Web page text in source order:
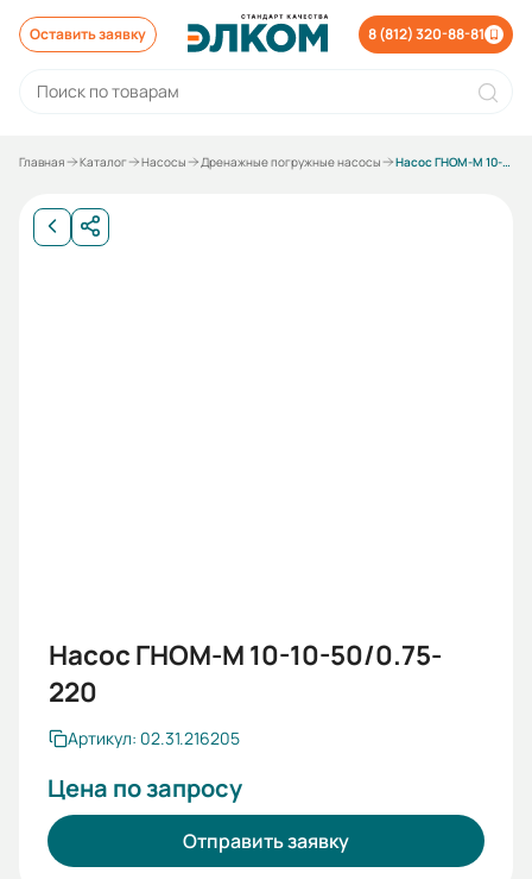
Оставить заявку 8 (812) 320-88-81
Главная Каталог Насосы Дренажные погружные насосы Насос ГНОМ-М 10-10-50/0,75-220
Насос ГНОМ-М 10-10-50/0.75-
220
Артикул: 02.31.216205
Цена по запросу
Отправить заявку